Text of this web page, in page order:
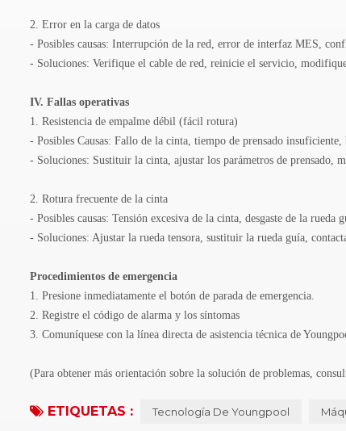
2. Error en la carga de datos
- Posibles causas: Interrupción de la red, error de interfaz MES,
- Soluciones: Verifique el cable de red, reinicie el servicio,
IV. Fallas operativas
1. Resistencia de empalme débil (fácil rotura)
- Posibles Causas: Fallo de la cinta, tiempo de prensado insuficiente,
- Soluciones: Sustituir la cinta, ajustar los parámetros de prensado,
2. Rotura frecuente de la cinta
- Posibles causas: Tensión excesiva de la cinta, desgaste de la rueda
- Soluciones: Ajustar la rueda tensora, sustituir la rueda guía,
Procedimientos de emergencia
1. Presione inmediatamente el botón de parada de emergencia.
2. Registre el código de alarma y los síntomas
3. Comuníquese con la línea directa de asistencia técnica de
(Para obtener más orientación sobre la solución de problemas,
ETIQUETAS : Tecnología De Youngpool